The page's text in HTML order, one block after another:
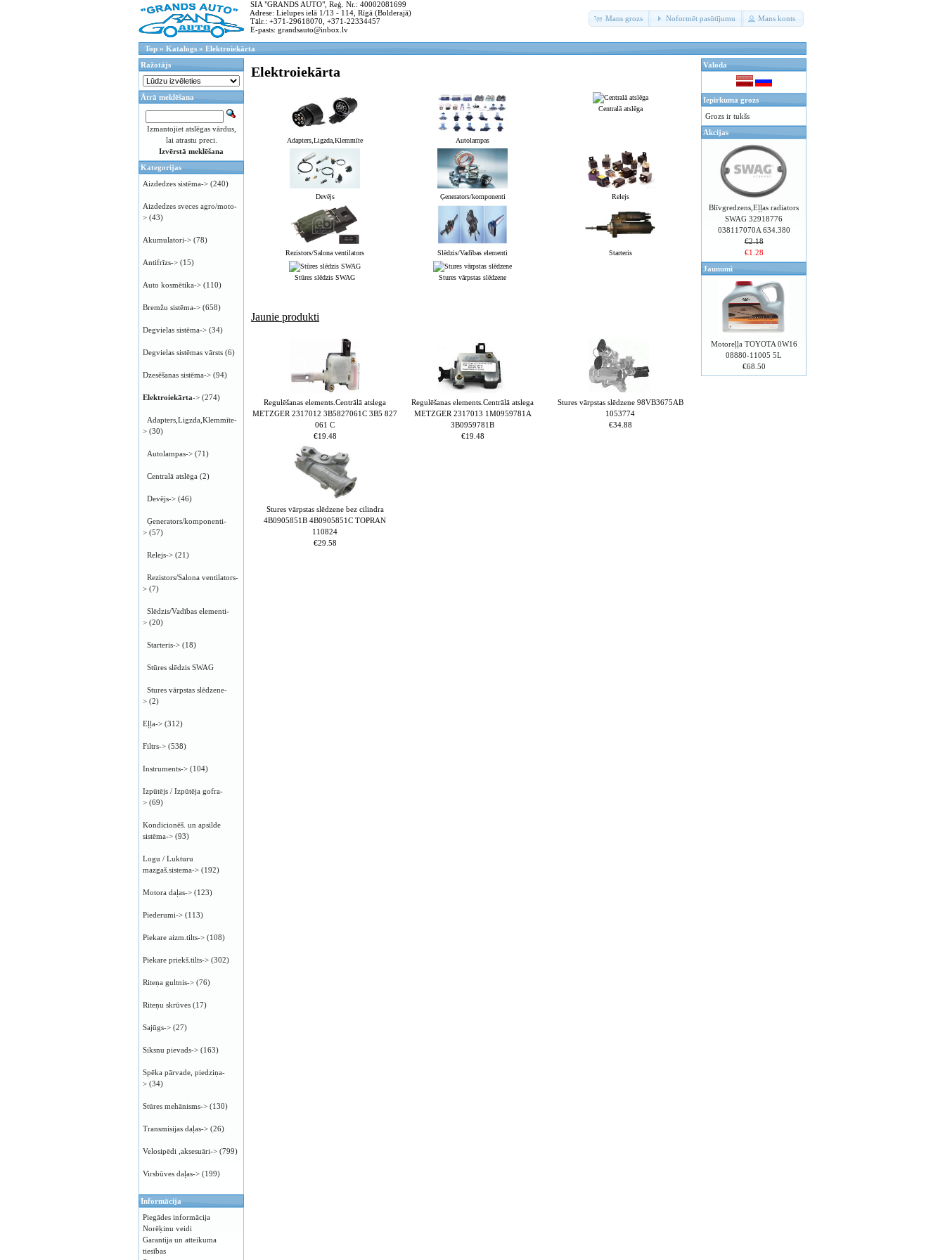
Mans grozs Noformēt pasūtījumu Mans konts
SIA "GRANDS AUTO", Reģ. Nr.: 40002081699
Adrese: Lielupes ielā 1/13 - 114, Rīgā (Bolderajā)
Tālr.: +371-29618070, +371-22334457
E-pasts: grandsauto@inbox.lv
Top » Katalogs » Elektroiekārta
Elektroiekārta
Adapters,Ligzda,Klemmīte Autolampas
Centralā atslēga
Devējs Ģenerators/komponenti Relejs
Rezistors/Salona ventilators Slēdzis/Vadības elementi Starteris
Stūres slēdzis SWAG Stures vārpstas slēdzene
Jaunie produkti
Regulēšanas elements.Centrālā atslega
METZGER 2317012 3B5827061C 3B5 827
061 C
€19.48
Regulēšanas elements.Centrālā atslega
METZGER 2317013 1M0959781A
3B0959781B
€19.48
Stures vārpstas slēdzene 98VB3675AB
1053774
€34.88
Stures vārpstas slēdzene bez cilindra
4B0905851B 4B0905851C TOPRAN
110824
€29.58
Ražotājs
Ātrā meklēšana
Izmantojiet atslēgas vārdus,
lai atrastu preci.
Izvērstā meklēšana
Kategorijas
Aizdedzes sistēma-> (240)
Aizdedzes sveces agro/moto-
> (43)
Akumulatori-> (78)
Antifrīzs-> (15)
Auto kosmētika-> (110)
Bremžu sistēma-> (658)
Degvielas sistēma-> (34)
Degvielas sistēmas vārsts (6)
Dzesēšanas sistēma-> (94)
Elektroiekārta-> (274)
Adapters,Ligzda,Klemmīte-
> (30)
Autolampas-> (71)
Centralā atslēga (2)
Devējs-> (46)
Ģenerators/komponenti-
> (57)
Relejs-> (21)
Rezistors/Salona ventilators-
> (7)
Slēdzis/Vadības elementi-
> (20)
Starteris-> (18)
Stūres slēdzis SWAG
Stures vārpstas slēdzene-
> (2)
Eļļa-> (312)
Filtrs-> (538)
Instruments-> (104)
Izpūtējs / Izpūtēja gofra-
> (69)
Kondicionēš. un apsilde
sistēma-> (93)
Logu / Lukturu
mazgaš.sistema-> (192)
Motora daļas-> (123)
Piederumi-> (113)
Piekare aizm.tilts-> (108)
Piekare priekš.tilts-> (302)
Riteņa gultnis-> (76)
Riteņu skrūves (17)
Sajūgs-> (27)
Siksnu pievads-> (163)
Spēka pārvade, piedziņa-
> (34)
Stūres mehānisms-> (130)
Transmisijas daļas-> (26)
Velosipēdi ,aksesuāri-> (799)
Virsbūves daļas-> (199)
Informācija
Piegādes informācija
Norēķinu veidi
Garantija un atteikuma
tiesības
Valoda
Iepirkuma grozs
Grozs ir tukšs
Akcijas
Blīvgredzens,Eļļas radiators
SWAG 32918776
038117070A 634.380
€2.18
€1.28
Jaunumi
Motoreļļa TOYOTA 0W16
08880-11005 5L
€68.50